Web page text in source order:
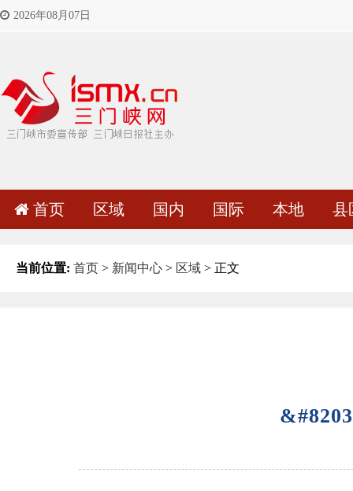
2026年08月07日
首页 区域 国内 国际 本地 县
当前位置: 首页 > 新闻中心 > 区域 > 正文